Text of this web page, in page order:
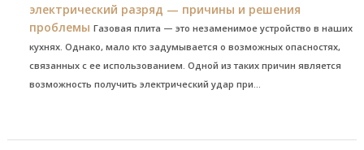
электрический разряд — причины и решения
проблемы Газовая плита — это незаменимое устройство в наших
кухнях. Однако, мало кто задумывается о возможных опасностях,
связанных с ее использованием. Одной из таких причин является
возможность получить электрический удар при...